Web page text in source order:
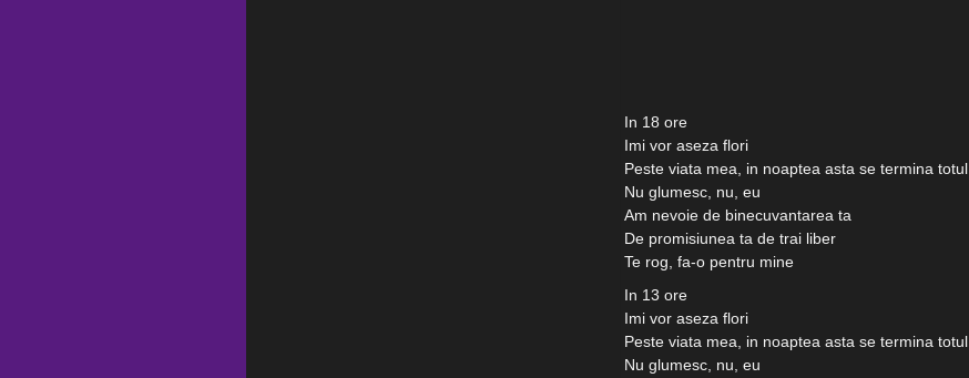
In 18 ore
Imi vor aseza flori
Peste viata mea, in noaptea asta se termina totul
Nu glumesc, nu, eu
Am nevoie de binecuvantarea ta
De promisiunea ta de trai liber
Te rog, fa-o pentru mine
In 13 ore
Imi vor aseza flori
Peste viata mea, in noaptea asta se termina totul
Nu glumesc, nu, eu